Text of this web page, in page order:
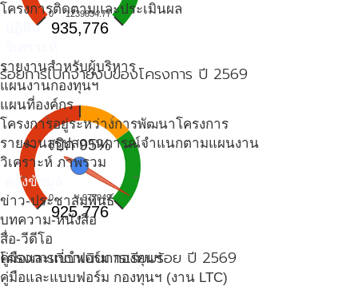
โครงการติดตามและประเมินผล
ปฎิทิน
รายงานสำหรับผู้บริหาร
แผนงานกองทุนฯ
แผนที่องค์กร
โครงการอยู่ระหว่างการพัฒนาโครงการ
รายงานสรุปสถานการณ์จำแนกตามแผนงาน
วิเคราะห์ ภาพรวม
คลังข้อมูล
ข่าว-ประชาสัมพันธ์
บทความ-หนังสือ
สื่อ-วีดีโอ
คู่มือและแบบฟอร์ม กองทุนฯ
คู่มือและแบบฟอร์ม กองทุนฯ (งาน LTC)
0 1239834.77
935,776
ร้อยการเบิกจ่ายงบของโครงการ ปี 2569
เบิก 95%
0 977949
925,776
โครงการที่ดำเนินการเรียบร้อย ปี 2569